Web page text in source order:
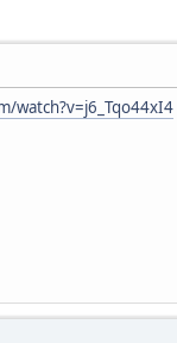
watch?v=j6_Tqo44xI4